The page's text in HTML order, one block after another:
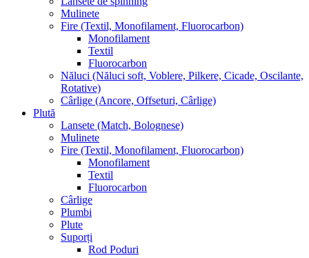
Mulinete
Fire (Textil, Monofilament, Fluorocarbon)
Monofilament
Textil
Fluorocarbon
Năluci (Năluci soft, Voblere, Pilkere, Cicade, Oscilante,
Rotative)
Cârlige (Ancore, Offseturi, Cârlige)
Plută
Lansete (Match, Bolognese)
Mulinete
Fire (Textil, Monofilament, Fluorocarbon)
Monofilament
Textil
Fluorocarbon
Cârlige
Plumbi
Plute
Suporți
Rod Poduri